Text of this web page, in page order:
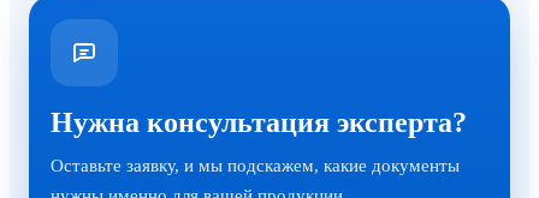
Нужна консультация эксперта?
Оставьте заявку, и мы подскажем, какие документы